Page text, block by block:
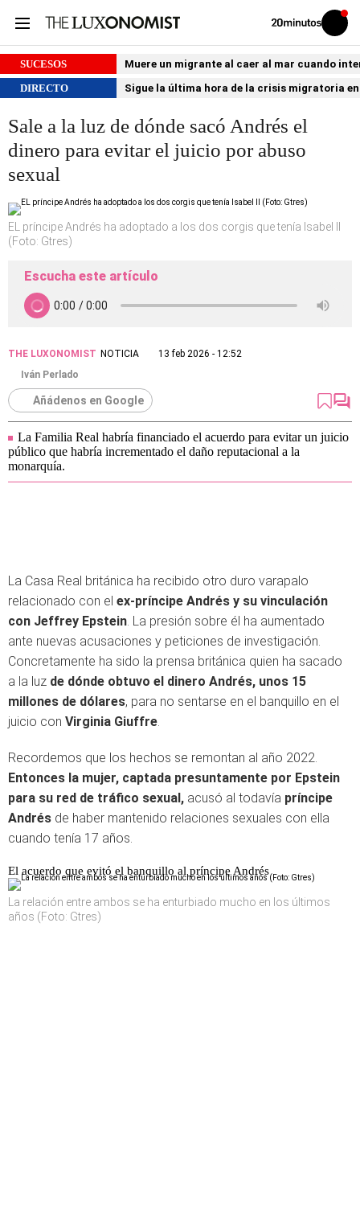
Volver
Iniciar
sesión
SUCESOS
Muere un migrante al caer al mar cuando
DIRECTO
Sigue la última hora de la crisis migratoria
Sale a la luz de dónde sacó Andrés el
dinero para evitar el juicio por abuso
sexual
EL príncipe Andrés ha adoptado a los dos corgis que tenía Isabel II
(Foto: Gtres)
Escucha este artículo
THE LUXONOMIST NOTICIA
13 feb 2026 - 12:52
Iván Perlado
Añádenos en Google
La Familia Real habría financiado el acuerdo para evitar un juicio
público que habría incrementado el daño reputacional a la
monarquía.
La Casa Real británica ha recibido otro duro varapalo
relacionado con el ex-príncipe Andrés y su vinculación
con Jeffrey Epstein. La presión sobre él ha aumentado
ante nuevas acusaciones y peticiones de investigación.
Concretamente ha sido la prensa británica quien ha sacado
a la luz de dónde obtuvo el dinero Andrés, unos 15
millones de dólares, para no sentarse en el banquillo en el
juicio con Virginia Giuffre.
Recordemos que los hechos se remontan al año 2022.
Entonces la mujer, captada presuntamente por Epstein
para su red de tráfico sexual, acusó al todavía príncipe
Andrés de haber mantenido relaciones sexuales con ella
cuando tenía 17 años.
El acuerdo que evitó el banquillo al príncipe Andrés
La relación entre ambos se ha enturbiado mucho en los últimos
años (Foto: Gtres)